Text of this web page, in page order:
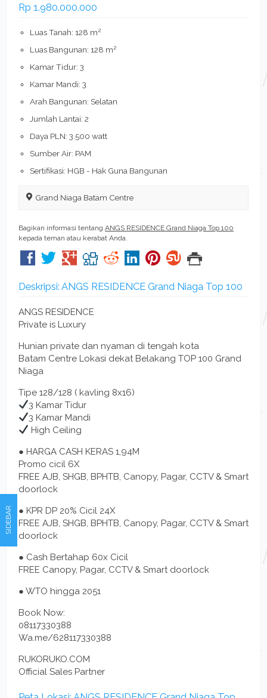
Rp 1.980.000.000
Luas Tanah: 128 m2
Luas Bangunan: 128 m2
Kamar Tidur: 3
Kamar Mandi: 3
Arah Bangunan: Selatan
Jumlah Lantai: 2
Daya PLN: 3.500 watt
Sumber Air: PAM
Sertifikasi: HGB - Hak Guna Bangunan
Grand Niaga Batam Centre
Bagikan informasi tentang ANGS RESIDENCE Grand Niaga Top 100
kepada teman atau kerabat Anda.
Deskripsi: ANGS RESIDENCE Grand Niaga Top 100
ANGS RESIDENCE
Private is Luxury
Hunian private dan nyaman di tengah kota
Batam Centre Lokasi dekat Belakang TOP 100 Grand
Niaga
Tipe 128/128 ( kavling 8x16)
3 Kamar Tidur
3 Kamar Mandi
High Ceiling
● HARGA CASH KERAS 1,94M
Promo cicil 6X
FREE AJB, SHGB, BPHTB, Canopy, Pagar, CCTV & Smart
doorlock
● KPR DP 20% Cicil 24X
FREE AJB, SHGB, BPHTB, Canopy, Pagar, CCTV & Smart
doorlock
● Cash Bertahap 60x Cicil
FREE Canopy, Pagar, CCTV & Smart doorlock
● WTO hingga 2051
Book Now:
08117330388
Wa.me/628117330388
RUKORUKO.COM
Official Sales Partner
SIDEBAR